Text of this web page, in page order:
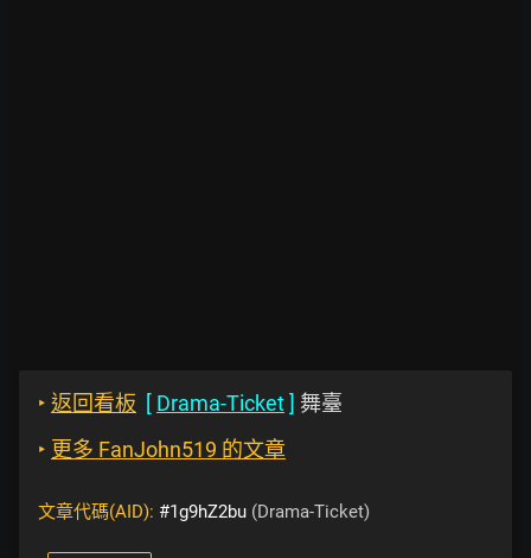
‣ 返回看板 [ Drama-Ticket] 舞臺
‣ 更多 FanJohn519 的文章
文章代碼(AID): #1g9hZ2bu (Drama-Ticket)